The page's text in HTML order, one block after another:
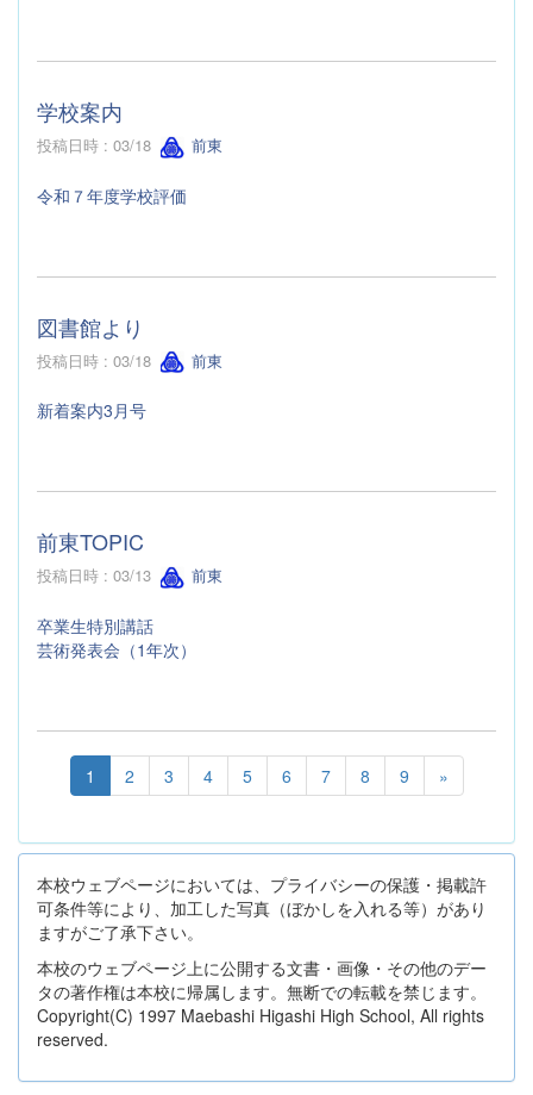
学校案内
投稿日時 : 03/18 前東
令和７年度学校評価
図書館より
投稿日時 : 03/18 前東
新着案内3月号
前東TOPIC
投稿日時 : 03/13 前東
卒業生特別講話
芸術発表会（1年次）
1 2 3 4 5 6 7 8 9 »
本校ウェブページにおいては、プライバシーの保護・掲載許
可条件等により、加工した写真（ぼかしを入れる等）があり
ますがご了承下さい。
本校のウェブページ上に公開する文書・画像・その他のデー
タの著作権は本校に帰属します。無断での転載を禁じます。
Copyright(C) 1997 Maebashi Higashi High School, All rights
reserved.